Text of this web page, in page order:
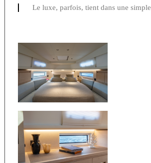
Le luxe, parfois, tient dans une